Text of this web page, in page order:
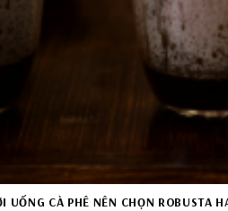
UỐNG CÀ PHÊ NÊN CHỌN ROBUSTA